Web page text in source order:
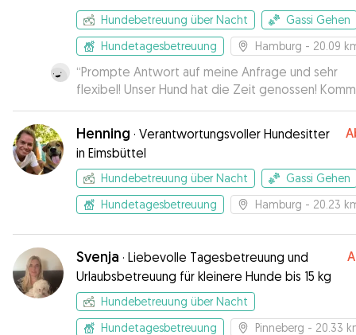
Hundebetreuung über Nacht
Gassi Gehen
Hundetagesbetreuung
Hamburg - 20.09
“Prompte Antwort auf meine Anfrage und sehr
flexibel! Unser Hund hat die Zeit genossen!
gerne wieder 😁”
Henning · Verantwortungsvoller Hundesitter
in Eimsbüttel
Hundebetreuung über Nacht
Gassi Gehen
Hundetagesbetreuung
Hamburg - 20.23
Svenja · Liebevolle Tagesbetreuung und
Urlaubsbetreuung für kleinere Hunde bis 15 kg
Hundebetreuung über Nacht
Hundetagesbetreuung
Pinneberg - 20.33